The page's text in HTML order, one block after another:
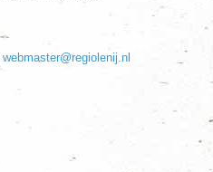
webmaster@regiolenij.nl